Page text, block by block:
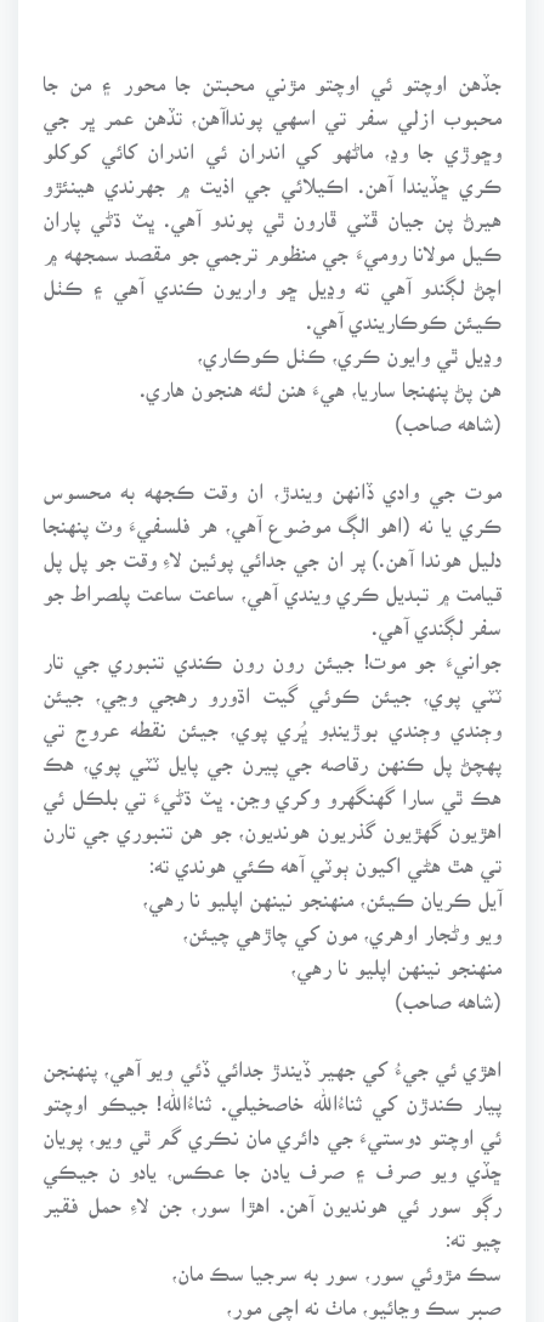
جڏهن اوچتو ئي اوچتو مڙني محبتن جا محور ۽ من جا
محبوب ازلي سفر تي اسهي پونداآهن، تڏهن عمر ڀر جي
وڇوڙي جا وڍ، ماڻهو کي اندران ئي اندران کائي کوکلو
ڪري ڇڏيندا آهن. اڪيلائي جي اذيت ۾ جهرندي هينئڙو
هيرڻ پن جيان ڦٽي ڦارون ٿي پوندو آهي. ڀٽ ڌڻي پاران
ڪيل مولانا روميءَ جي منظوم ترجمي جو مقصد سمجهه ۾
اچڻ لڳندو آهي ته وڍيل ڇو واريون ڪندي آهي ۽ ڪٺل
ڪيئن ڪوڪاريندي آهي.
وڍيل ٿي وايون ڪري، ڪٺل ڪوڪاري،
هن پڻ پنهنجا ساريا، هيءَ هنن لئه هنجون هاري.
(شاهه صاحب)
موت جي وادي ڏانهن ويندڙ، ان وقت ڪجهه به محسوس
ڪري يا نه (اهو الڳ موضوع آهي، هر فلسفيءَ وٽ پنهنجا
دليل هوندا آهن.) پر ان جي جدائي پوئين لاءِ وقت جو پل پل
قيامت ۾ تبديل ڪري ويندي آهي، ساعت ساعت پلصراط جو
سفر لڳندي آهي.
جوانيءَ جو موت! جيئن رون رون ڪندي تنبوري جي تار
ٽٽي پوي، جيئن ڪوئي گيت اڌورو رهجي وڃي، جيئن
وڄندي وڄندي بوڙينڊو ڀُري پوي، جيئن نقطه عروج تي
پهچڻ پل ڪنهن رقاصه جي پيرن جي پايل ٽٽي پوي، هڪ
هڪ ٿي سارا گهنگهرو وکري وڃن. ڀٽ ڌڻيءَ تي بلڪل ئي
اهڙيون گهڙيون گذريون هونديون، جو هن تنبوري جي تارن
تي هٿ هڻي اکيون ٻوٽي آهه ڪئي هوندي ته:
آيل ڪريان ڪيئن، منهنجو نينهن اپليو نا رهي،
ويو وڻجار اوهري، مون کي چاڙهي چيئن،
منهنجو نينهن اپليو نا رهي،
(شاهه صاحب)
اهڙي ئي جيءُ کي جهير ڏيندڙ جدائي ڏئي ويو آهي، پنهنجن
پيار ڪندڙن کي ثناءُالله خاصخيلي. ثناءُالله! جيڪو اوچتو
ئي اوچتو دوستيءَ جي دائري مان نڪري گم ٿي ويو، پويان
ڇڏي ويو صرف ۽ صرف يادن جا عڪس، يادو ن جيڪي
رڳو سور ئي هونديون آهن. اهڙا سور، جن لاءِ حمل فقير
سڪ مڙوئي سور، سور به سرجيا سڪ مان،
صبر سڪ وڃائيو، ماٺ نه اچي مور،